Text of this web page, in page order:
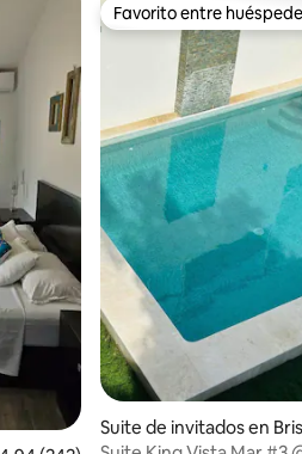
Favorito entre
Favorito entre
Suite de invitados en